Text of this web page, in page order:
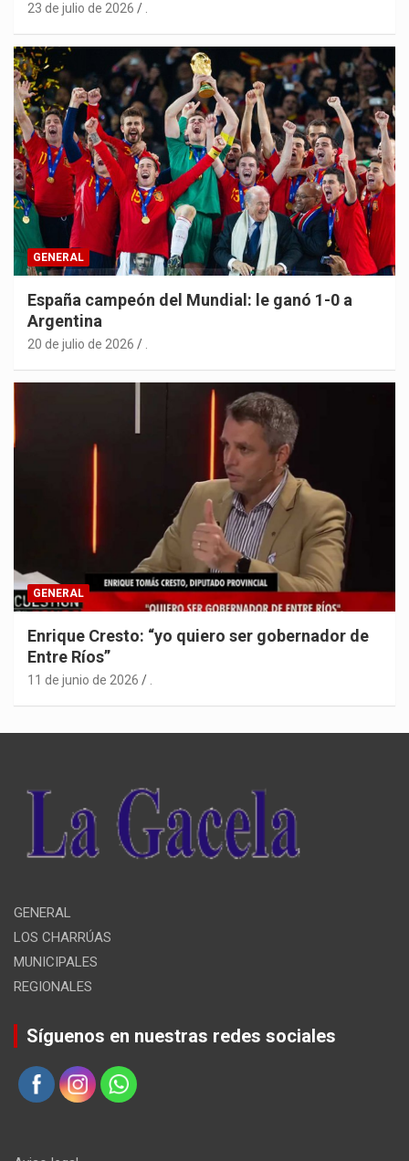
23 de julio de 2026
GENERAL
España campeón del Mundial: le ganó 1-0 a
Argentina
20 de julio de 2026
GENERAL
Enrique Cresto: “yo quiero ser gobernador de
Entre Ríos”
11 de junio de 2026
GENERAL
LOS CHARRÚAS
MUNICIPALES
REGIONALES
Síguenos en nuestras redes sociales